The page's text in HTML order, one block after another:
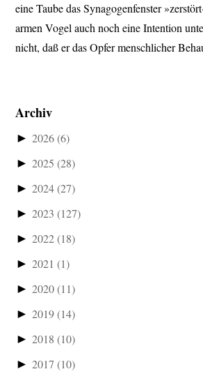
eine Taube das Synagogenfenster
armen Vogel auch noch eine Intention
nicht, daß er das Opfer menschlicher
Archiv
► 2026(6)
► 2025(28)
► 2024(27)
► 2023(127)
► 2022(18)
► 2021(1)
► 2020(11)
► 2019(14)
► 2018(10)
► 2017(10)